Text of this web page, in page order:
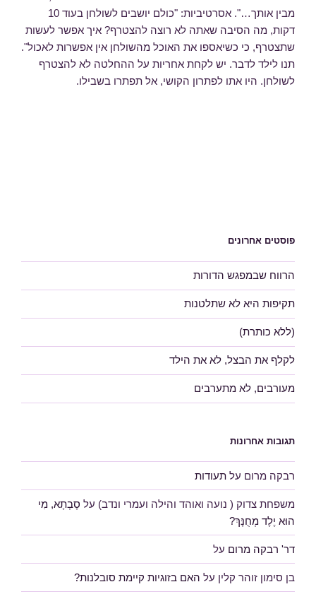
מבין אותך…". אסרטיביות: "כולם יושבים לשולחן בעוד 10
דקות, מה הסיבה שאתה לא רוצה להצטרף? איך אפשר לעשות
שתצטרף, כי כשיאספו את האוכל מהשולחן אין אפשרות לאכול".
תנו לילד לדבר. יש לקחת אחריות על ההחלטה לא להצטרף
לשולחן. היו אתו לפתרון הקושי, אל תפתרו בשבילו.
פוסטים אחרונים
הרווח שבמפגש הדורות
תקיפות היא לא שתלטנות
(ללא כותרת)
לקלף את הבצל, לא את הילד
מעורבים, לא מתערבים
תגובות אחרונות
רבקה מרום על תעודות
משפחת צדוק ( נועה ואוהד והילה ועמרי ונדב) על סָבְתָא, מִי
הוּא יֶלֶד מְחֻנָּךְ?
דר' רבקה מרום על
בן סימון זוהר קלין על האם בזוגיות קיימת סובלנות?